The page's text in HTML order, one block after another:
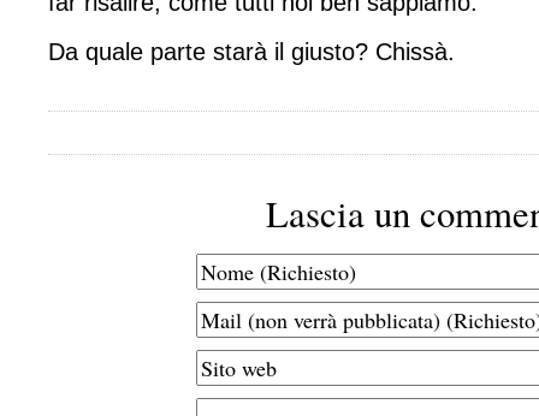
Da quale parte starà il giusto? Chissà.
Lascia un